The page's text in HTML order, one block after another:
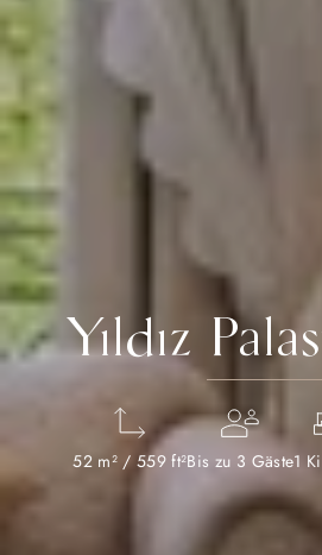
Yıldız
52 m² / 559 ft²Bis zu 3 Gäste1